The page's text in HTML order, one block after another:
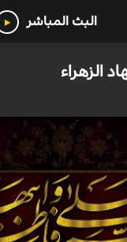
البث المباشر
الزهراء